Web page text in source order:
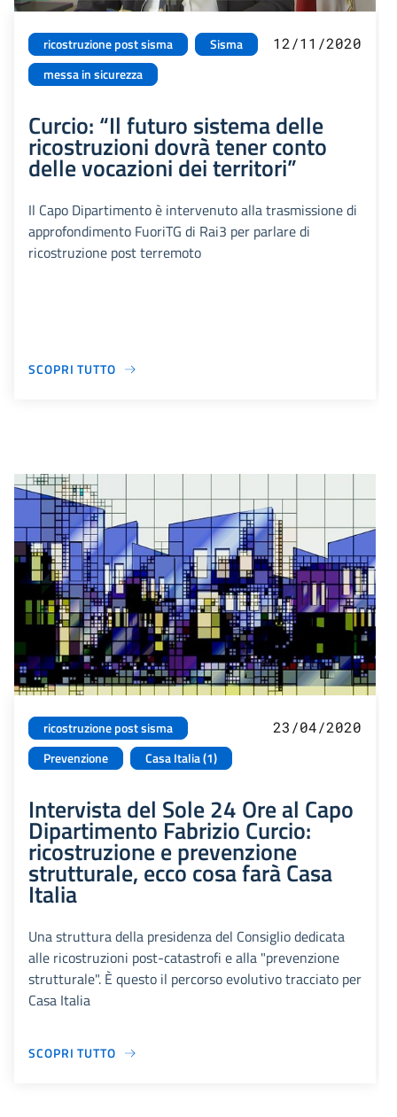
ricostruzione post sisma
Sisma
messa in sicurezza
12/11/2020
Curcio: “Il futuro sistema delle
ricostruzioni dovrà tener conto
delle vocazioni dei territori”
Il Capo Dipartimento è intervenuto alla trasmissione di
approfondimento FuoriTG di Rai3 per parlare di
ricostruzione post terremoto
SCOPRI TUTTO
ricostruzione post sisma
Prevenzione
Casa Italia (1)
23/04/2020
Intervista del Sole 24 Ore al Capo
Dipartimento Fabrizio Curcio:
ricostruzione e prevenzione
strutturale, ecco cosa farà Casa
Italia
Una struttura della presidenza del Consiglio dedicata
alle ricostruzioni post-catastrofi e alla "prevenzione
strutturale". È questo il percorso evolutivo tracciato per
Casa Italia
SCOPRI TUTTO